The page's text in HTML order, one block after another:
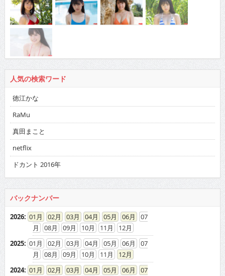
人気の検索ワード
徳江かな
RaMu
真田まこと
netflix
ドカント 2016年
バックナンバー
2026: 01 02 03 04 05 06
07
08
09 10 11
12
2025: 01 02 03 04 05 06
07
08
09 10 11
12
2024: 01 02 03 04 05 06
07